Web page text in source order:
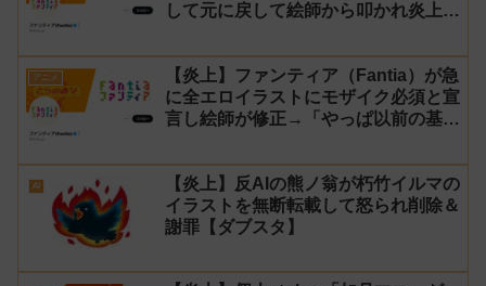
して元に戻して絵師から叩かれ炎上し
アニメ
【炎上】ファンティア（Fantia）が急
に全エロイラストにモザイク必須と宣
言し絵師が修正→「やっぱ以前の基準
AI
【炎上】反AIの熊ノ翁が朽竹イルマの
イラストを無断転載して怒られ削除＆
謝罪【ダブスタ】